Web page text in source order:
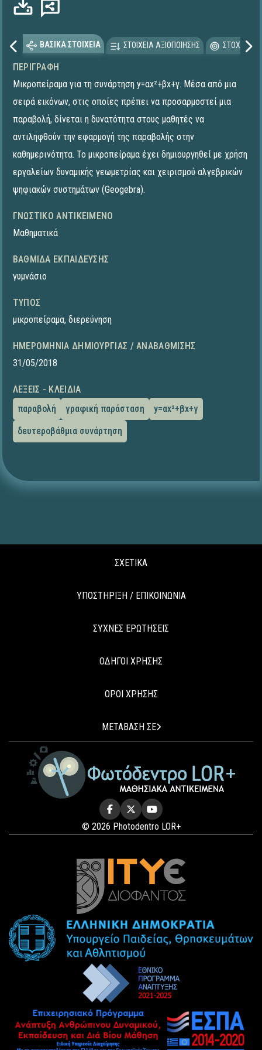
ΒΑΣΙΚΑ ΣΤΟΙΧΕΙΑ ΣΤΟΙΧΕΙΑ ΑΞΙΟΠΟΙΗΣΗΣ
ΠΕΡΙΓΡΑΦΉ
Μικροπείραμα για τη συνάρτηση y=αx²+βx+γ. Μέσα από μια
σειρά εικόνων, στις οποίες πρέπει να προσαρμοστεί μια
παραβολή, δίνεται η δυνατότητα στους μαθητές να
αντιληφθούν την εφαρμογή της παραβολής στην
καθημερινότητα. To μικροπείραμα έχει δημιουργηθεί με χρήση
εργαλείων δυναμικής γεωμετρίας και χειρισμού αλγεβρικών
ψηφιακών συστημάτων (Geogebra).
ΓΝΩΣΤΙΚΌ ΑΝΤΙΚΕΊΜΕΝΟ
Μαθηματικά
ΒΑΘΜΊΔΑ ΕΚΠΑΊΔΕΥΣΗΣ
γυμνάσιο
ΤΎΠΟΣ
μικροπείραμα, διερεύνηση
ΗΜΕΡΟΜΗΝΊΑ ΔΗΜΙΟΥΡΓΊΑΣ / ΑΝΑΒΆΘΜΙΣΗΣ
31/05/2018
ΛΈΞΕΙΣ - ΚΛΕΙΔΙΆ
παραβολή
γραφική παράσταση
y=αx²+βx+γ
δευτεροβάθμια συνάρτηση
ΣΧΕΤΙΚΑ
ΥΠΟΣΤΗΡΙΞΗ / ΕΠΙΚΟΙΝΩΝΙΑ
ΣΥΧΝΕΣ ΕΡΩΤΗΣΕΙΣ
ΟΔΗΓΟΙ ΧΡΗΣΗΣ
ΟΡΟΙ ΧΡΗΣΗΣ
ΜΕΤΑΒΑΣΗ ΣΕ
© 2026 Photodentro LOR+